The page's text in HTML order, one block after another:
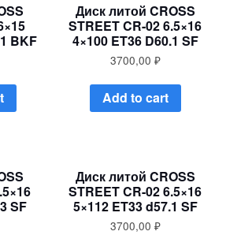
BKF
Диск литой CROSS
STREET CR-02 6.5×16
4×100 ET36 D60.1 SF
3700,00 ₽
Add to cart
SF
Диск литой CROSS
STREET CR-02 6.5×16
5×112 ET33 d57.1 SF
3700,00 ₽